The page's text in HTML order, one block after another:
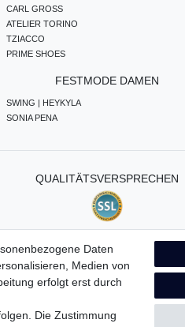
CARL GROSS
ATELIER TORINO
TZIACCO
PRIME SHOES
FESTMODE DAMEN
SWING | HEYKYLA
SONIA PENA
QUALITÄTSVERSPRECHEN
Vertrag widerrufen
Daten
Medien von
erfolgt erst durch
Die Zustimmung